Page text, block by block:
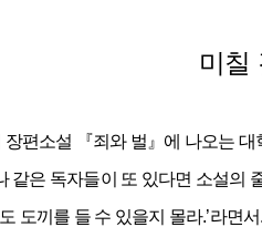
미칠
편소설 『죄와 벌』에 나오는
같은 독자들이 또 있다면 소설
도끼를 들 수 있을지 몰라.’라면서.